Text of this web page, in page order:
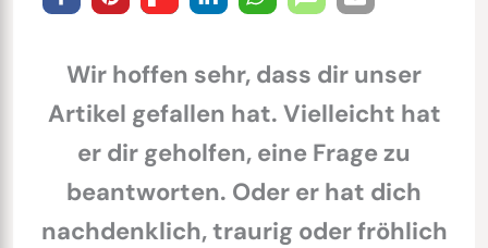
Wir hoffen sehr, dass dir unser
Artikel gefallen hat. Vielleicht hat
er dir geholfen, eine Frage zu
beantworten. Oder er hat dich
nachdenklich, traurig oder fröhlich